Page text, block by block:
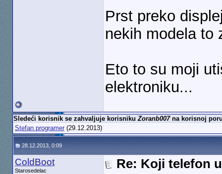
Prst preko
nekih modela to
Eto to su moji
elektroniku...
Sledeći korisnik se zahvaljuje korisnikuZoranb007na korisnoj
Stefan programer(29.12.2013)
28.12.2013, 0:09
ColdBoot
Starosedelac
Re: Koji telefon